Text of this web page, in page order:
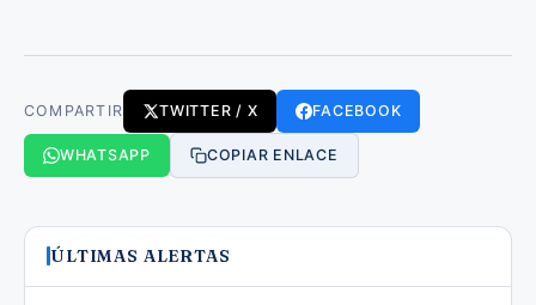
COMPARTIR TWITTER / X FACEBOOK
WHATSAPP COPIAR ENLACE
ÚLTIMAS ALERTAS